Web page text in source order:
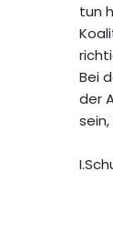
tun
Bei
der